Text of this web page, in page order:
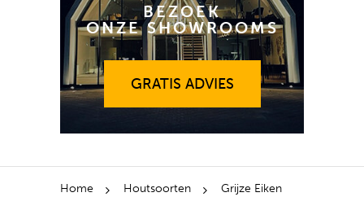
BEZOEK
ONZE SHOWROOMS
GRATIS ADVIES
GRATIS ADVIES
Home Houtsoorten
Grijze Eiken